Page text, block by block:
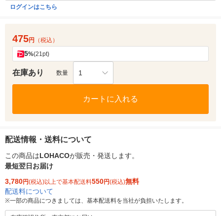
ログインはこちら
475円 （税込）
5%(21pt)
在庫あり 数量 1
カートに入れる
配送情報・送料について
この商品はLOHACOが販売・発送します。
最短翌日お届け
3,780円(税込)以上で基本配送料550円(税込)無料
配送料について
※一部の商品につきましては、基本配送料を当社が負担いたします。